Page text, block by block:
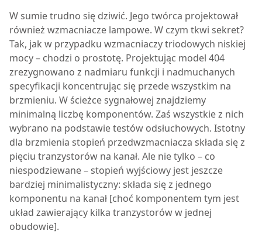
W sumie trudno się dziwić. Jego twórca projektował
również wzmacniacze lampowe. W czym tkwi sekret?
Tak, jak w przypadku wzmacniaczy triodowych niskiej
mocy – chodzi o prostotę. Projektując model 404
zrezygnowano z nadmiaru funkcji i nadmuchanych
specyfikacji koncentrując się przede wszystkim na
brzmieniu. W ścieżce sygnałowej znajdziemy
minimalną liczbę komponentów. Zaś wszystkie z nich
wybrano na podstawie testów odsłuchowych. Istotny
dla brzmienia stopień przedwzmacniacza składa się z
pięciu tranzystorów na kanał. Ale nie tylko – co
niespodziewane – stopień wyjściowy jest jeszcze
bardziej minimalistyczny: składa się z jednego
komponentu na kanał [choć komponentem tym jest
układ zawierający kilka tranzystorów w jednej
obudowie].